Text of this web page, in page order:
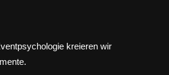
kreieren wir